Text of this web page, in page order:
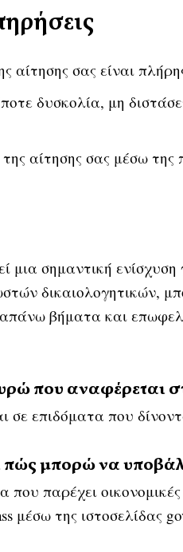
αίτησης σας είναι
δυσκολία, μη
αίτησης σας μέσω
σημαντική
δικαιολογητικών,
βήματα και
που αναφέρεται
επιδόματα που
πώς μπορώ να
παρέχει
μέσω της ιστοσελίδας